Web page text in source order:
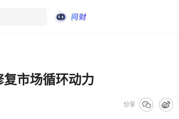
市场循环动力
分享